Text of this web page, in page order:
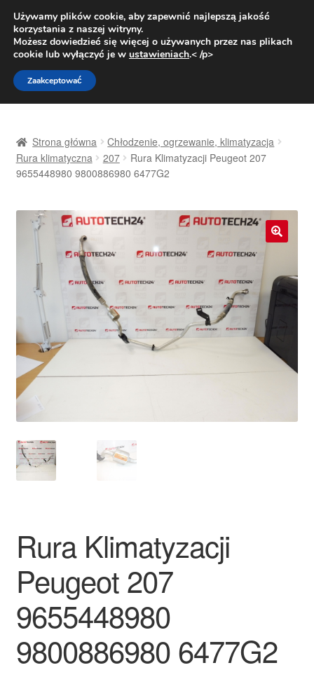
DOSTAWA od 31 zł
Pn.-pt. 9:00-16:00800 003 167
Przejdź
do
nawigacji
Przejdź
do
treści
Dostawa
Kontakt
Moje konto
O nas
Płatności
Polityka prywatności
Skarga
Zasady i warunki
Strona główna
Chłodzenie, ogrzewanie, klimatyzacja
Rura klimatyczna
207
Rura Klimatyzacji Peugeot 207
9655448980 9800886980 6477G2
Rura Klimatyzacji
Peugeot 207
9655448980
9800886980 6477G2
Używamy plików cookie, aby zapewnić najlepszą jakość
korzystania z naszej witryny.
Możesz dowiedzieć się więcej o używanych przez nas plikach
cookie lub wyłączyć je w ustawieniach.< /p>
Zaakceptować